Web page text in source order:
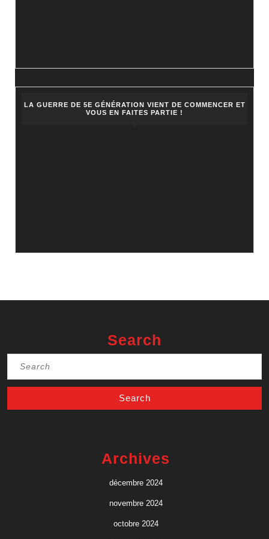
LA GUERRE DE 5E GÉNÉRATION VIENT DE COMMENCER ET
VOUS EN FAITES PARTIE !
Search
Archives
décembre 2024
novembre 2024
octobre 2024